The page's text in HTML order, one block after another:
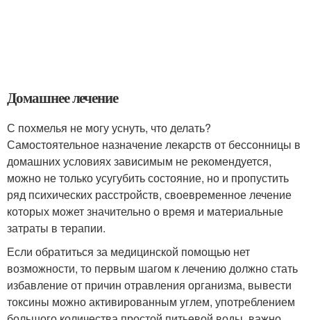
Домашнее лечение
С похмелья не могу уснуть, что делать?
Самостоятельное назначение лекарств от бессонницы в
домашних условиях зависимым не рекомендуется,
можно не только усугубить состояние, но и пропустить
ряд психических расстройств, своевременное лечение
которых может значительно о время и материальные
затраты в терапии.
Если обратиться за медицинской помощью нет
возможности, то первым шагом к лечению должно стать
избавление от причин отравления организма, вывести
токсины можно активированным углем, употреблением